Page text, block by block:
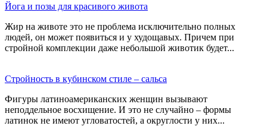
Йога и позы для красивого живота
Жир на животе это не проблема исключительно полных
людей, он может появиться и у худощавых. Причем при
стройной комплекции даже небольшой животик будет...
Стройность в кубинском стиле – сальса
Фигуры латиноамериканских женщин вызывают
неподдельное восхищение. И это не случайно – формы
латинок не имеют угловатостей, а округлости у них...